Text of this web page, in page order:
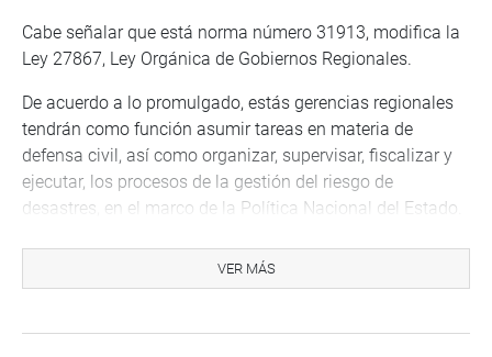
Cabe señalar que está norma número 31913, modifica la
Ley 27867, Ley Orgánica de Gobiernos Regionales.
De acuerdo a lo promulgado, estás gerencias regionales
tendrán como función asumir tareas en materia de
defensa civil, así como organizar, supervisar, fiscalizar y
ejecutar, los procesos de la gestión del riesgo de
desastres, en el marco de la Política Nacional del Estado.
«El personal que se contraté en esta oficina deberá ser
profesional en idóneo para desempeñarse en el cargo»,
VER MÁS